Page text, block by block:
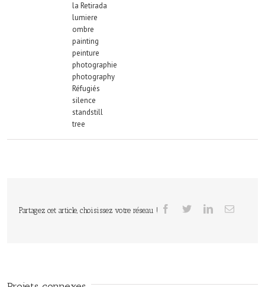
la Retirada
lumiere
ombre
painting
peinture
photographie
photography
Réfugiés
silence
standstill
tree
Partagez cet article, choisissez votre réseau !